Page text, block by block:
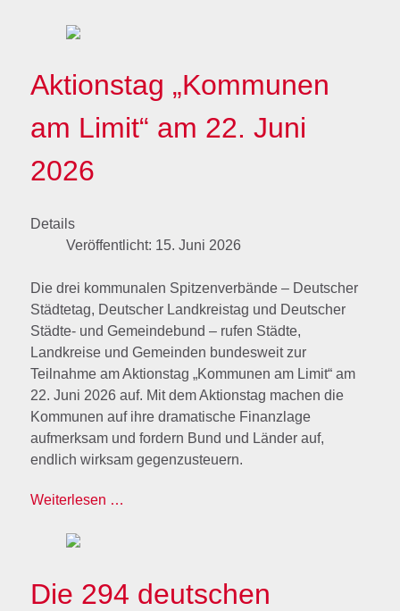
Aktionstag „Kommunen
am Limit“ am 22. Juni
2026
Details
Veröffentlicht: 15. Juni 2026
Die drei kommunalen Spitzenverbände – Deutscher
Städtetag, Deutscher Landkreistag und Deutscher
Städte- und Gemeindebund – rufen Städte,
Landkreise und Gemeinden bundesweit zur
Teilnahme am Aktionstag „Kommunen am Limit“ am
22. Juni 2026 auf. Mit dem Aktionstag machen die
Kommunen auf ihre dramatische Finanzlage
aufmerksam und fordern Bund und Länder auf,
endlich wirksam gegenzusteuern.
Weiterlesen …
Die 294 deutschen